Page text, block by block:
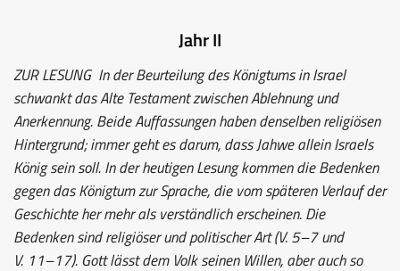
Jahr II
ZUR LESUNGIn der Beurteilung des Königtums in Israel
schwankt das Alte Testament zwischen Ablehnung und
Anerkennung. Beide Auffassungen haben denselben religiösen
Hintergrund; immer geht es darum, dass Jahwe allein Israels
König sein soll. In der heutigen Lesung kommen die Bedenken
gegen das Königtum zur Sprache, die vom späteren Verlauf der
Geschichte her mehr als verständlich erscheinen. Die
Bedenken sind religiöser und politischer Art (V. 5–7 und
V. 11–17). Gott lässt dem Volk seinen Willen, aber auch so